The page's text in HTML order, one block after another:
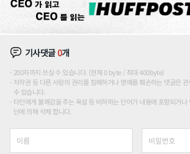
기사댓글0개
200자까지 쓰실 수 있습니다. (현재 0 byte / 최대 400byte)
저작권 등 다른 사람의 권리를 침해하거나 명예를 훼손하는 댓글은
수 있습니다.
타인에게 불쾌감을 주는 욕설 등 비하하는 단어가 내용에 포함되거
단에 의해 삭제 합니다.